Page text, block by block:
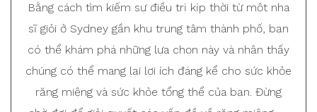
Bằng cách tìm kiếm sự điều trị kịp thời từ một nha
sĩ giỏi ở Sydney gần khu trung tâm thành phố, bạn
có thể khám phá những lựa chọn này và nhận thấy
chúng có thể mang lại lợi ích đáng kể cho sức khỏe
răng miệng và sức khỏe tổng thể của bạn. Đừng